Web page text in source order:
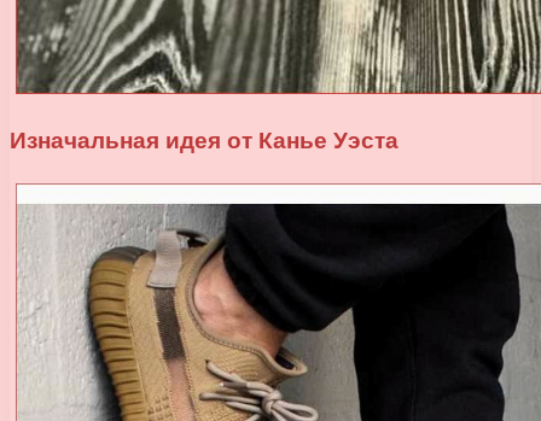
Изначальная идея от Канье Уэста